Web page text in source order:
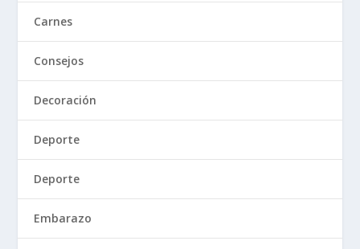
Carnes
Consejos
Decoración
Deporte
Deporte
Embarazo